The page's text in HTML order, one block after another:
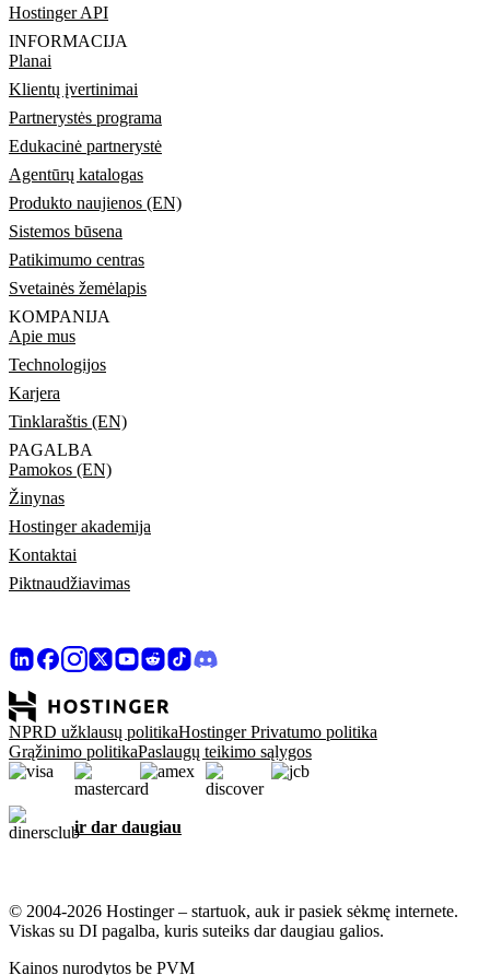
Hostinger API
INFORMACIJA
Planai
Klientų įvertinimai
Partnerystės programa
Edukacinė partnerystė
Agentūrų katalogas
Produkto naujienos (EN)
Sistemos būsena
Patikimumo centras
Svetainės žemėlapis
KOMPANIJA
Apie mus
Technologijos
Karjera
Tinklaraštis (EN)
PAGALBA
Pamokos (EN)
Žinynas
Hostinger akademija
Kontaktai
Piktnaudžiavimas
NPRD užklausų politikaHostinger Privatumo politika
Grąžinimo politikaPaslaugų teikimo sąlygos
ir dar daugiau
© 2004-2026 Hostinger – startuok, auk ir pasiek sėkmę internete.
Viskas su DI pagalba, kuris suteiks dar daugiau galios.
Kainos nurodytos be PVM